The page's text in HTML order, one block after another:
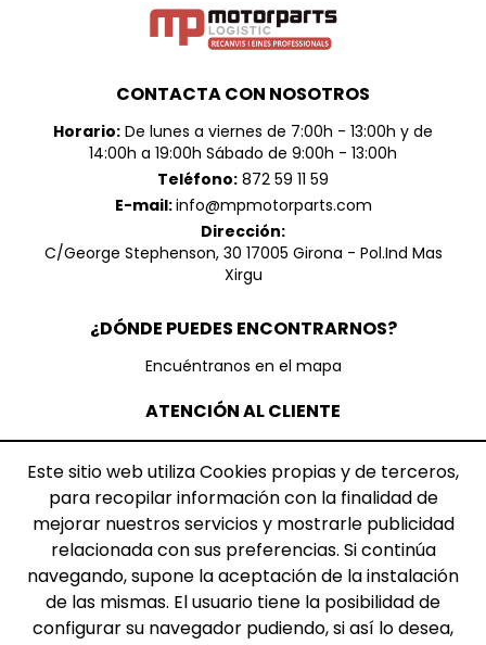
CONTACTA CON NOSOTROS
Horario: De lunes a viernes de 7:00h - 13:00h y de
14:00h a 19:00h Sábado de 9:00h - 13:00h
Teléfono: 872 59 11 59
E-mail:info@mpmotorparts.com
Dirección:
C/George Stephenson, 30 17005 Girona - Pol.Ind Mas
Xirgu
¿DÓNDE PUEDES ENCONTRARNOS?
Encuéntranos en el mapa
ATENCIÓN AL CLIENTE
Contáctanos
Envíos y devoluciones
Incidencias transporte
TEXTOS LEGALES
Aviso legal
Condiciones de uso
Política de privacidad
Política de cookies
Este sitio web utiliza Cookies propias y de terceros,
para recopilar información con la finalidad de
mejorar nuestros servicios y mostrarle publicidad
relacionada con sus preferencias. Si continúa
navegando, supone la aceptación de la instalación
de las mismas. El usuario tiene la posibilidad de
configurar su navegador pudiendo, si así lo desea,